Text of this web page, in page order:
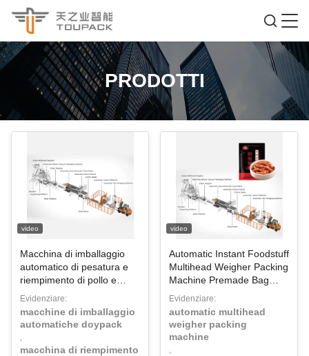
PRODOTTI
video
Macchina di imballaggio
automatico di pesatura e
riempimento di pollo e
carne di manzo con
cerniera prefabricata
Macchina di imballaggio di
sacchetti di pesce e carne
di manzo congelati
Evidenziare:
macchine di imballaggio
automatiche doypack
,
macchina di riempimento
video
Automatic Instant Foodstuff
Multihead Weigher Packing
Machine Premade Bag
Food Packaging Machines
Evidenziare:
automatic multihead
weigher packing
machine
,